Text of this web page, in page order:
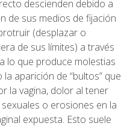
descienden debido a
de sus medios de fijación
(desplazar o
de sus límites) a través
lo que produce molestias
aparición de “bultos” que
la vagina, dolor al tener
o erosiones en la
expuesta. Esto suele